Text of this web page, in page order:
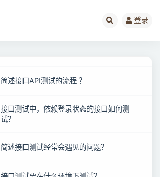
登录
简述接口API测试的流程 ？
接口测试中，依赖登录状态的接口如何测
试？
简述接口测试经常会遇见的问题？